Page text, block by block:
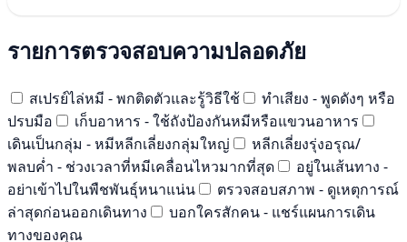
รายการตรวจสอบความปลอดภัย
สเปรย์ไล่หมี - พกติดตัวและรู้วิธีใช้
ทำเสียง - พูดดังๆ หรือ
ปรบมือ
เก็บอาหาร - ใช้ถังป้องกันหมีหรือแขวนอาหาร
เดินเป็นกลุ่ม - หมีหลีกเลี่ยงกลุ่มใหญ่
หลีกเลี่ยงรุ่งอรุณ/
พลบค่ำ - ช่วงเวลาที่หมีเคลื่อนไหวมากที่สุด
อยู่ในเส้นทาง -
อย่าเข้าไปในพืชพันธุ์หนาแน่น
ตรวจสอบสภาพ - ดูเหตุการณ์
ล่าสุดก่อนออกเดินทาง
บอกใครสักคน - แชร์แผนการเดิน
ทางของคุณ